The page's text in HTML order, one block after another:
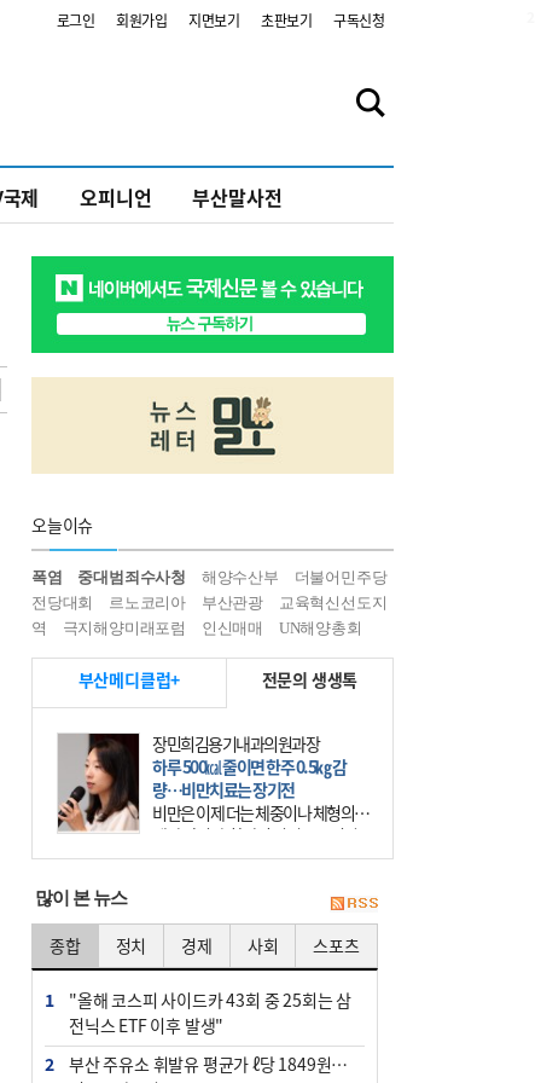
로그인 회원가입 지면보기 초판보기 구독신청
제 오피니언 부산말사전
오늘이슈
폭염 중대범죄수사청 해양수산부
더불어민주당
전당대회
르노코리아 부산관광
교육혁신선도지
역
극지해양미래포럼 인신매매 UN해양총회
부산메디클럽+ 전문의 생생톡
장민희김용기내과의원과장
하루 500㎉ 줄이면 한주 0.5㎏ 감
량…비만치료는 장기전
비만은 이제 더는 체중이나 체형의 문
제가 아니다. 하나의 질병으로 인지
하고 치료와 관리를 해야 한다. 세계
많이 본 뉴스
종합 정치 경제 사회 스포츠
1
"올해 코스피 사이드카 43회 중 25회는 삼
전닉스 ETF 이후 발생"
2
부산 주유소 휘발유 평균가 ℓ당 1849원…